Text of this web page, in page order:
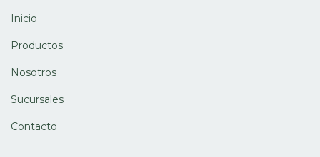
Inicio
Productos
Nosotros
Sucursales
Contacto